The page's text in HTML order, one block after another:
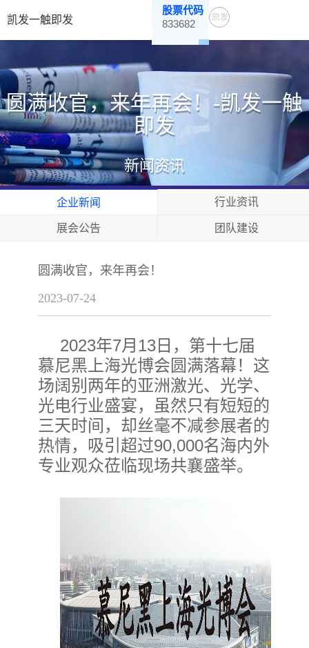
凯发一触即发
股票代码
833682
凯发
圆满收官，来年再会！-凯发一触
即发
新闻资讯
企业新闻 行业资讯
展会公告 团队建设
圆满收官，来年再会！
2023-07-24
2023年7月13日，第十七届
慕尼黑上海光博会圆满落幕！这
场阔别两年的亚洲激光、光学、
光电行业盛宴，虽然只有短短的
三天时间，却丝毫不减参展者的
热情，吸引超过90,000名海内外
专业观众莅临现场共襄盛举。